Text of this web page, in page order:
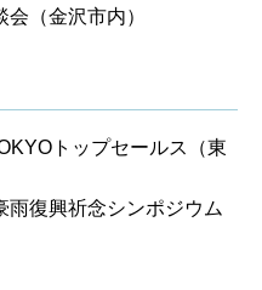
（金沢市内）
トップセールス（東
雨復興祈念シンポジウム